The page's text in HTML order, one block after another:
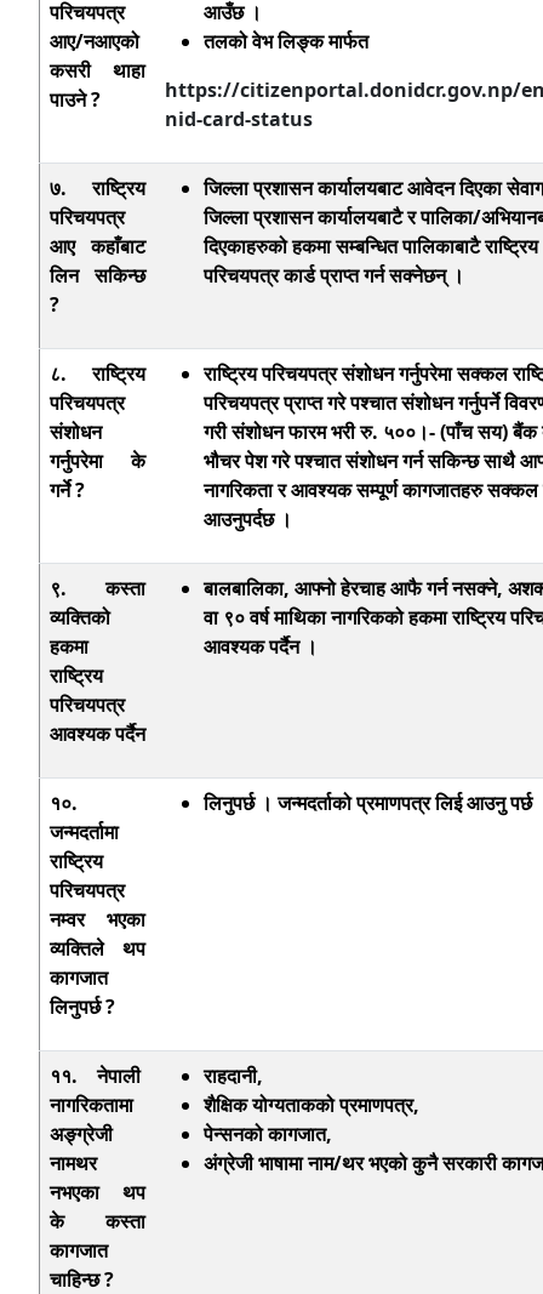
परिचयपत्र
आए/नआएको
कसरी थाहा
पाउने ?
आउँछ ।
तलको वेभ लिङ्क मार्फत
https://citizenportal.donidcr.gov.np/
nid-card-status
७. राष्ट्रिय
परिचयपत्र
आए कहाँबाट
लिन सकिन्छ
?
जिल्ला प्रशासन कार्यालयबाट आवेदन दिएका
जिल्ला प्रशासन कार्यालयबाटै र पालिका/
दिएकाहरुकोहकमा सम्बन्धित पालिकाबाटै राष्ट्रिय
परिचयपत्र कार्ड प्राप्त गर्न सक्नेछन् ।
८. राष्ट्रिय
परिचयपत्र
संशोधन
गर्नुपरेमा के
गर्ने ?
राष्ट्रिय परिचयपत्र संशोधन गर्नुपरेमा सक्कल
परिचयपत्र प्राप्त गरे पश्‍चात संशोधन गर्नुपर्ने
गरी संशोधन फारम भरी रु. ५००।- (पाँच सय) बैंक
भौचर पेश गरे पश्‍चात संशोधन गर्न सकिन्छ साथै
नागरिकता र आवश्यक सम्पूर्ण कागजातहरु सक्कल
आउनुपर्दछ ।
९. कस्ता
व्यक्तिको
हकमा
राष्ट्रिय
परिचयपत्र
आवश्यक पर्दैन
बालबालिका, आफ्नो हेरचाह आफै गर्न नसक्ने,
वा ९० वर्ष माथिका नागरिकको हकमा राष्ट्रिय
आवश्यक पर्दैन ।
१०.
जन्मदर्तामा
राष्ट्रिय
परिचयपत्र
नम्वर भएका
व्यक्तिले थप
कागजात
लिनुपर्छ ?
लिनुपर्छ । जन्मदर्ताको प्रमाणपत्र लिई आउनु पर्छ
११. नेपाली
नागरिकतामा
अङ्ग्रेजी
नामथर
नभएका थप
के कस्ता
कागजात
चाहिन्छ ?
राहदानी,
शैक्षिकयोग्यताकको प्रमाणपत्र,
पेन्सनकोकागजात,
अंग्रेजी भाषामा नाम/थर भएकोकुनै सरकारी